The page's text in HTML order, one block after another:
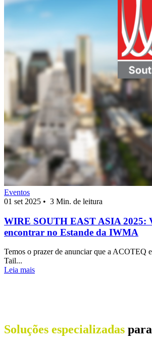
Eventos
01 set 2025 • 3 Min. de leitura
WIRE SOUTH EAST ASIA 2025:
encontrar no Estande da IWMA
Temos o prazer de anunciar que a ACOTEQ
Tail...
Leia mais
Soluções especializadas